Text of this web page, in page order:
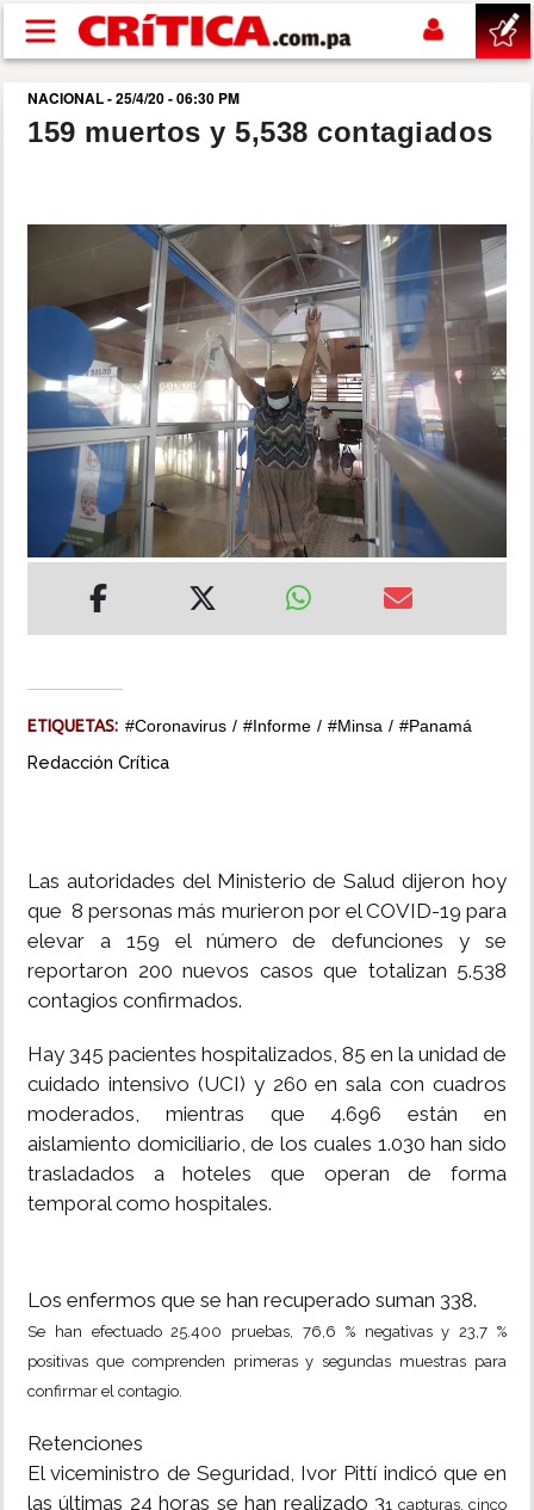
Pasar al contenido principal
buscar
POLÍTICA
SHOW
DEPORTES
MUNDO
IMPRESO
NACIONAL - 25/4/20 - 06:30 PM
159 muertos y 5,538 contagiados
ETIQUETAS: #Coronavirus #Informe #Minsa #Panamá
Redacción Crítica
Las autoridades del Ministerio de Salud dijeron hoy
que 8 personas más murieron por el COVID-19 para
elevar a 159 el número de defunciones y se
reportaron 200 nuevos casos que totalizan 5.538
contagios confirmados.
Hay 345 pacientes hospitalizados, 85 en la unidad de
cuidado intensivo (UCI) y 260 en sala con cuadros
moderados, mientras que 4.696 están en
aislamiento domiciliario, de los cuales 1.030 han sido
trasladados a hoteles que operan de forma
temporal como hospitales.
Los enfermos que se han recuperado suman 338.
Se han efectuado 25.400 pruebas, 76,6 % negativas y 23,7 %
positivas que comprenden primeras y segundas muestras para
confirmar el contagio.
Retenciones
El viceministro de Seguridad, Ivor Pittí indicó que en
las últimas 24 horas se han realizado 31 capturas, cinco